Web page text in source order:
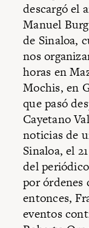
descargó el
Manuel
de Sinaloa,
nos
horas en
Mochis, en
que pasó
Cayetano
noticias de
Sinaloa, el
del
por órdenes
entonces,
eventos